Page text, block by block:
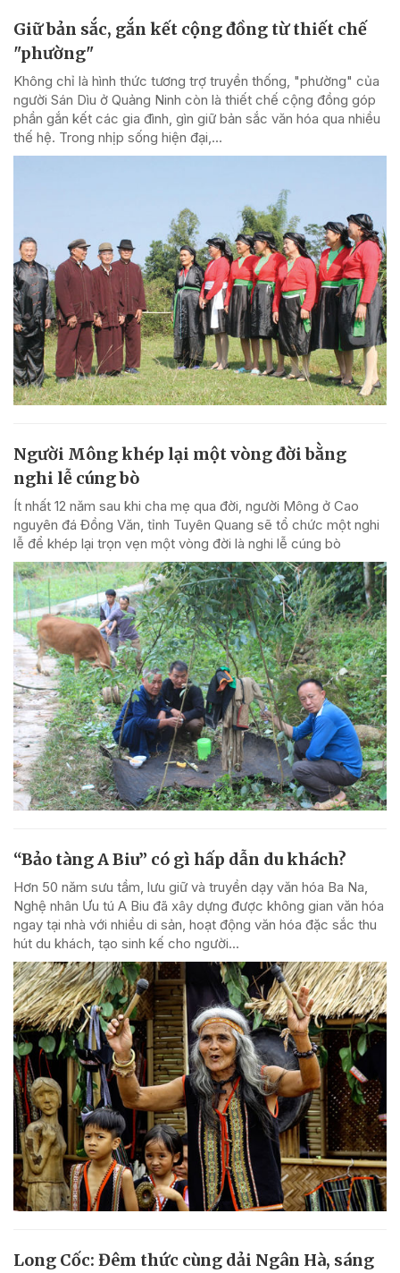
Giữ bản sắc, gắn kết cộng đồng từ thiết chế
"phường"
Không chỉ là hình thức tương trợ truyền thống, "phường" của
người Sán Dìu ở Quảng Ninh còn là thiết chế cộng đồng góp
phần gắn kết các gia đình, gìn giữ bản sắc văn hóa qua nhiều
thế hệ. Trong nhịp sống hiện đại,...
Người Mông khép lại một vòng đời bằng
nghi lễ cúng bò
Ít nhất 12 năm sau khi cha mẹ qua đời, người Mông ở Cao
nguyên đá Đồng Văn, tỉnh Tuyên Quang sẽ tổ chức một nghi
lễ để khép lại trọn vẹn một vòng đời là nghi lễ cúng bò
“Bảo tàng A Biu” có gì hấp dẫn du khách?
Hơn 50 năm sưu tầm, lưu giữ và truyền dạy văn hóa Ba Na,
Nghệ nhân Ưu tú A Biu đã xây dựng được không gian văn hóa
ngay tại nhà với nhiều di sản, hoạt động văn hóa đặc sắc thu
hút du khách, tạo sinh kế cho người...
Long Cốc: Đêm thức cùng dải Ngân Hà, sáng